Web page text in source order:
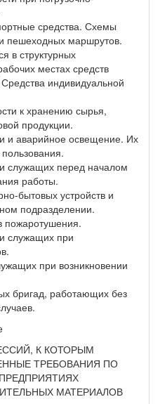
средства. Схемы
пешеходных маршрутов.
в структурных
местах средств
индивидуальной
к хранению сырья,
продукции.
и аварийное освещение. Их
служащих перед началом
работы.
бытовых устройств и
подразделении.
пожаротушения.
служащих при
при возникновении
бригад, работающих без
К КОТОРЫМ
ТРЕБОВАНИЯ ПО
МАТЕРИАЛОВ